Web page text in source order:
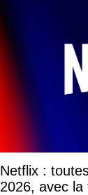
Netflix :
2026, avec